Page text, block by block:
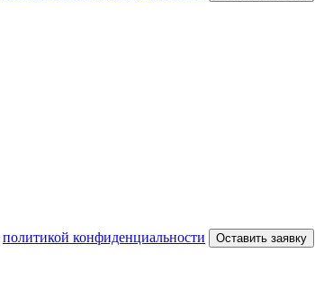
политикой конфиденциальности Оставить заявку